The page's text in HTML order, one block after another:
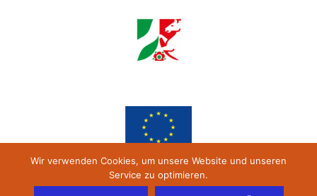
Wir verwenden Cookies, um unsere Website und unseren
Service zu optimieren.